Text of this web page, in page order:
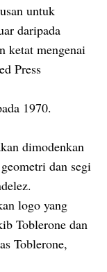
untuk
daripada
ketat mengenai
Press
1970.
dimodenkan
dan segi
logo yang
Toblerone dan
Toblerone,